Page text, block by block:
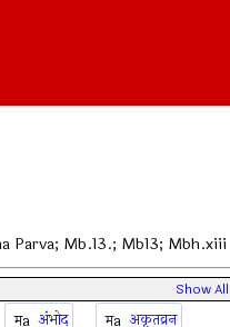
Parva; Mb.13.; Mb13; Mbh.xiii
Show All
अंभोद
अकृतव्रन